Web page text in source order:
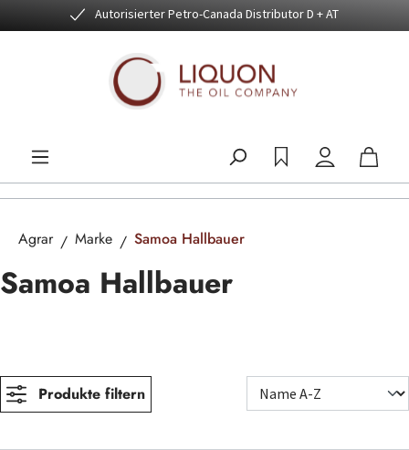
Zum Hauptinhalt springenAutorisierter Petro-Canada Distributor D + AT
Agrar Marke Samoa Hallbauer
Samoa Hallbauer
Produkte filtern